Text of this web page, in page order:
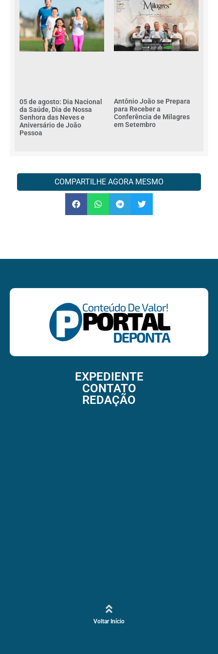
05 de agosto: Dia Nacional
da Saúde, Dia de Nossa
Senhora das Neves e
Aniversário de João
Pessoa
Antônio João se Prepara
para Receber a
Conferência de Milagres
em Setembro
COMPARTILHE AGORA MESMO
EXPEDIENTE
CONTATO
REDAÇÃO
Voltar Início